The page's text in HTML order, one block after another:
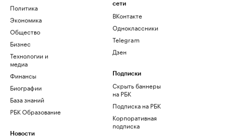
Политика
Экономика
Общество
Бизнес
Технологии и
медиа
Финансы
Биографии
База знаний
РБК Образование
Новости
сети
ВКонтакте
Одноклассники
Telegram
Дзен
Подписки
Скрыть баннеры
на РБК
Подписка на РБК
Корпоративная
подписка